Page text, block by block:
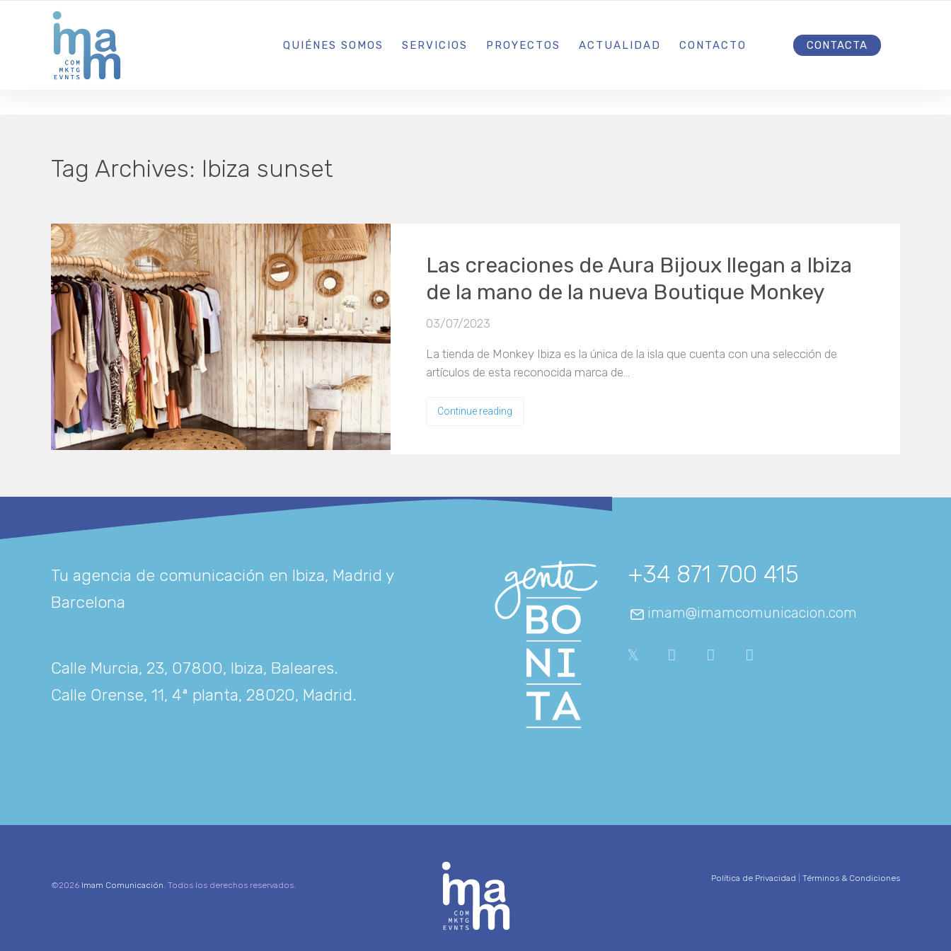
AGENCIA CREATIVA DE COMUNICACIÓN Y ESTRATEGIA DIGITAL IBIZA · MADRID · BARCELONA
QUIÉNES SOMOS SERVICIOS PROYECTOS ACTUALIDAD CONTACTO CONTACTA
Tag Archives: Ibiza sunset
Las creaciones de Aura Bijoux llegan a Ibiza
de la mano de la nueva Boutique Monkey
03/07/2023
La tienda de Monkey Ibiza es la única de la isla que cuenta con una selección de
artículos de esta reconocida marca de…
Continue reading
Tu agencia de comunicación en Ibiza, Madrid y
Barcelona
Calle Murcia, 23, 07800, Ibiza, Baleares.
Calle Orense, 11, 4ª planta, 28020, Madrid.
+34 871 700 415
imam@imamcomunicacion.com
©2026 Imam Comunicación. Todos los derechos reservados.
Política de Privacidad Términos & Condiciones